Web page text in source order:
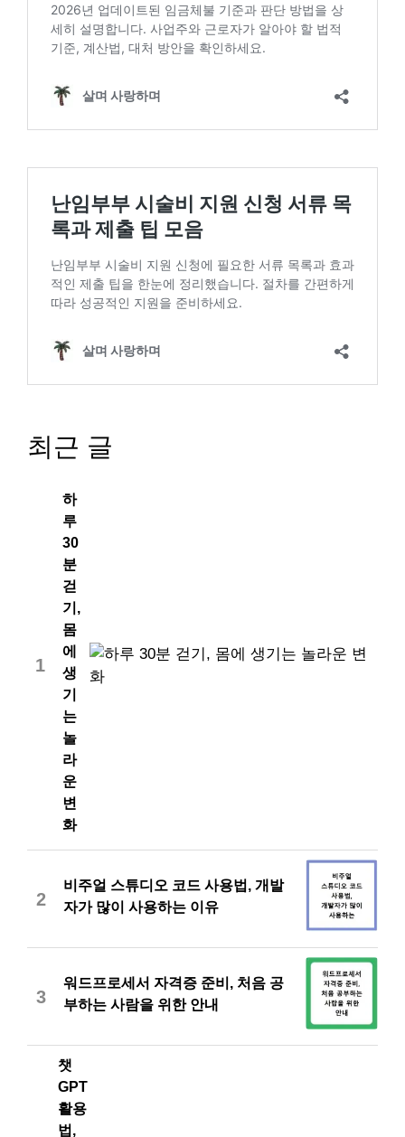
최근 글
1
하
루
30
분
걷
기,
몸
에
생
기
는
놀
라
운
변
화
2
비주얼 스튜디오 코드 사용법, 개발
자가 많이 사용하는 이유
3
워드프로세서 자격증 준비, 처음 공
부하는 사람을 위한 안내
챗
GPT
활용
법,